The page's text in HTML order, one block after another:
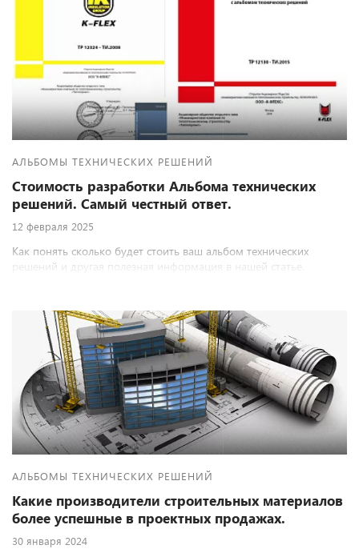
АЛЬБОМЫ ТЕХНИЧЕСКИХ РЕШЕНИЙ
Стоимость разработки Альбома технических
решений. Самый честный ответ.
12 февраля 2025
Как понять сколько будет стоить ваш альбом технических
решений и другая полезная информация в нашей статье.
АЛЬБОМЫ ТЕХНИЧЕСКИХ РЕШЕНИЙ
Какие производители строительных материалов
более успешные в проектных продажах.
30 января 2024